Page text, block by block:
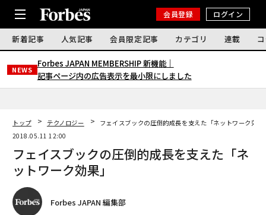
会員登録 ログイン
新着記事 人気記事 会員限定記事 カテゴリ 連載
NEWS
Forbes JAPAN MEMBERSHIP 新機能｜
記事ページ内の広告表示を最小限にしました
トップ テクノロジー
フェイスブックの圧倒的成長を支えた「ネットワーク効果
2018.05.11 12:00
フェイスブックの圧倒的成長を支えた「ネ
ットワーク効果」
Forbes JAPAN 編集部